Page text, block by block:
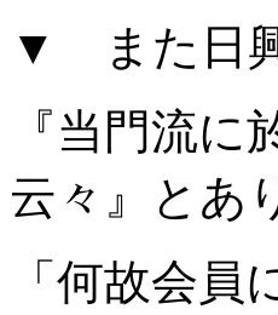
▼ また日
『当門流に
云々』とあ
「何故会